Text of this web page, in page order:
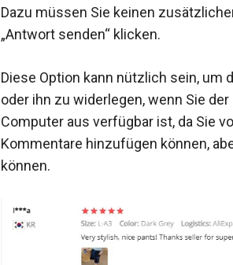
Dazu müssen Sie keinen
„Antwort senden“ klicken.
Diese Option kann nützlich sein, um
oder ihn zu widerlegen, wenn Sie
Computer aus verfügbar ist, da Sie
Kommentare hinzufügen können,
können.